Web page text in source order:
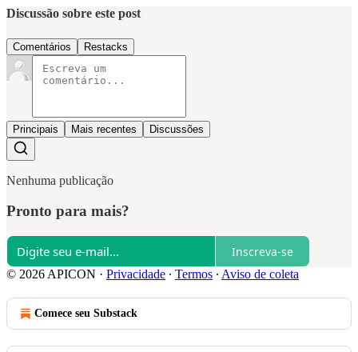
Discussão sobre este post
Comentários Restacks
Principais Mais recentes Discussões
Nenhuma publicação
Pronto para mais?
Inscreva-se
© 2026 APICON · Privacidade ∙ Termos ∙ Aviso de coleta
Comece seu Substack